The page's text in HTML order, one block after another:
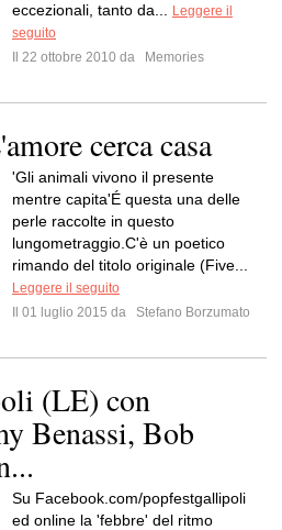
eccezionali, tanto da...
Leggere il
seguito
Il 22 ottobre 2010 da
Memories
cerca casa
'Gli animali vivono il presente
mentre capita'É questa una delle
perle raccolte in questo
lungometraggio.C'è un poetico
rimando del titolo originale (Five...
Leggere il seguito
Il 01 luglio 2015 da
Stefano Borzumato
(LE) con
Benassi, Bob
Su Facebook.com/popfestgallipoli
ed online la 'febbre' del ritmo